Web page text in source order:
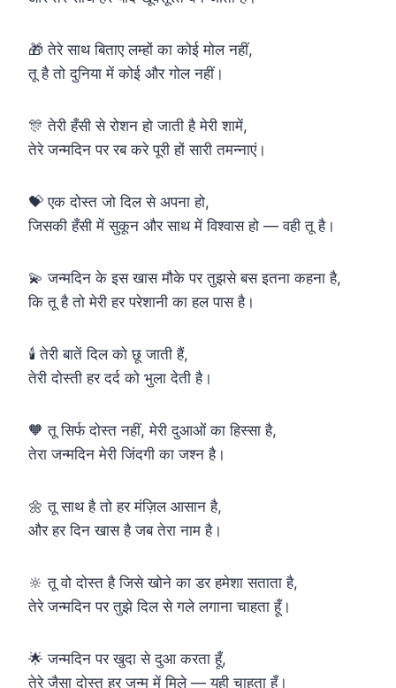
🎁 तेरे साथ बिताए लम्हों का कोई मोल नहीं,
तू है तो दुनिया में कोई और गोल नहीं।
🎊 तेरी हँसी से रोशन हो जाती है मेरी शामें,
तेरे जन्मदिन पर रब करे पूरी हों सारी तमन्नाएं।
💝 एक दोस्त जो दिल से अपना हो,
जिसकी हँसी में सुकून और साथ में विश्वास हो — वही तू है।
💫 जन्मदिन के इस खास मौके पर तुझसे बस इतना कहना है,
कि तू है तो मेरी हर परेशानी का हल पास है।
🕯️ तेरी बातें दिल को छू जाती हैं,
तेरी दोस्ती हर दर्द को भुला देती है।
🧡 तू सिर्फ दोस्त नहीं, मेरी दुआओं का हिस्सा है,
तेरा जन्मदिन मेरी जिंदगी का जश्न है।
🌼 तू साथ है तो हर मंज़िल आसान है,
और हर दिन खास है जब तेरा नाम है।
🔆 तू वो दोस्त है जिसे खोने का डर हमेशा सताता है,
तेरे जन्मदिन पर तुझे दिल से गले लगाना चाहता हूँ।
🌟 जन्मदिन पर खुदा से दुआ करता हूँ,
तेरे जैसा दोस्त हर जन्म में मिले — यही चाहता हूँ।